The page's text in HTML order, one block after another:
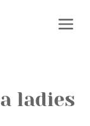
ladies